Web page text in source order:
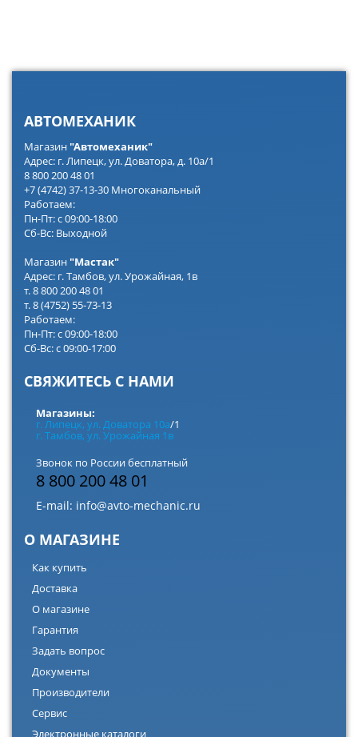
АВТОМЕХАНИК
Магазин"Автомеханик"
Адрес: г. Липецк, ул. Доватора, д. 10а/1
8 800 200 48 01
+7 (4742) 37-13-30 Многоканальный
Работаем:
Пн-Пт: с 09:00-18:00
Сб-Вс: Выходной
Магазин"Мастак"
Адрес: г. Тамбов, ул. Урожайная, 1в
т. 8 800 200 48 01
т. 8 (4752) 55-73-13
Работаем:
Пн-Пт: с 09:00-18:00
Сб-Вс: с 09:00-17:00
СВЯЖИТЕСЬ С НАМИ
Магазины:
г. Липецк, ул. Доватора 10а/1
г. Тамбов, ул. Урожайная 1в
Звонок по России бесплатный
8 800 200 48 01
E-mail: info@avto-mechanic.ru
О МАГАЗИНЕ
Как купить
Доставка
О магазине
Гарантия
Задать вопрос
Документы
Производители
Сервис
Электронные каталоги